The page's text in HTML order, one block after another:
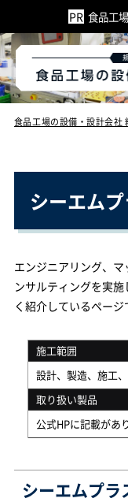
食品工
食品工場の設備・設計会社
シーエム
エンジニアリング、マ
ンサルティングを実
く紹介しているページ
施工範囲
設計、製造、施工
取り扱い製品
公式HPに記載があ
シーエムプラ